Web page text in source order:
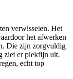
verwisselen. Het
het afwerken
Die zijn zorgvuldig
ziet er piekfijn uit.
echt top